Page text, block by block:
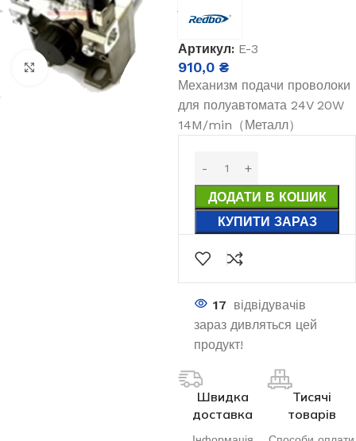
Клацніть, щоб збільшити
Артикул: E-3
910,0 ₴
Механизм подачи проволоки
для полуавтомата 24V 20W
14M/min（Металл）
ДОДАТИ В КОШИК
КУПИТИ ЗАРАЗ
17 відвідувачів
зараз дивляться цей
продукт!
Швидка
доставка
Тисячі
товарів